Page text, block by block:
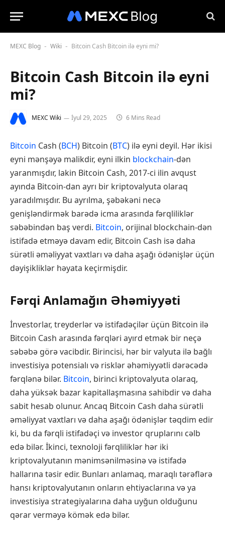
MEXC Blog - Wiki - Bitcoin Cash Bitcoin ilə eyni mi?
Bitcoin Cash Bitcoin ilə eyni
mi?
MEXC Wiki İyul 29, 2025 6 Mins Read
Bitcoin Cash (BCH) Bitcoin (BTC) ilə eyni deyil. Hər ikisi
eyni mənşəyə malikdir, eyni ilkin blockchain-dən
yaranmışdır, lakin Bitcoin Cash, 2017-ci ilin avqust
ayında Bitcoin-dan ayrı bir kriptovalyuta olaraq
yaradılmışdır. Bu ayrılma, şəbəkəni necə
genişləndirmək barədə icma arasında fərqliliklər
səbəbindən baş verdi. Bitcoin, orijinal blockchain-dən
istifadə etməyə davam edir, Bitcoin Cash isə daha
sürətli əməliyyat vaxtları və daha aşağı ödənişlər üçün
dəyişikliklər həyata keçirmişdir.
Fərqi Anlamağın Əhəmiyyəti
İnvestorlar, treyderlər və istifadəçilər üçün Bitcoin ilə
Bitcoin Cash arasında fərqləri ayırd etmək bir neçə
səbəbə görə vacibdir. Birincisi, hər bir valyuta ilə bağlı
investisiya potensialı və risklər əhəmiyyətli dərəcədə
fərqlənə bilər. Bitcoin, birinci kriptovalyuta olaraq,
daha yüksək bazar kapitallaşmasına sahibdir və daha
sabit hesab olunur. Ancaq Bitcoin Cash daha sürətli
əməliyyat vaxtları və daha aşağı ödənişlər təqdim edir
ki, bu da fərqli istifadəçi və investor qruplarını cəlb
edə bilər. İkinci, texnoloji fərqliliklər hər iki
kriptovalyutanın mənimsənilməsinə və istifadə
hallarına təsir edir. Bunları anlamaq, maraqlı tərəflərə
hansı kriptovalyutanın onların ehtiyaclarına və ya
investisiya strategiyalarına daha uyğun olduğunu
qərar verməyə kömək edə bilər.